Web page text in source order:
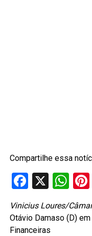
Compartilhe essa
X
Vinicius Loures/
Otávio Damaso (D)
Financeiras